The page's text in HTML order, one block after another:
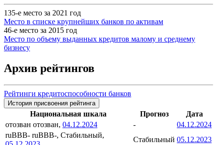
135-е место за 2021 год
Место в списке крупнейших банков по активам
46-е место за 2015 год
Место по объему выданных кредитов малому и среднему
бизнесу
Архив рейтингов
Рейтинги кредитоспособности банков
История присвоения рейтинга
Национальная шкала Прогноз
Дата
отозван отозван, 04.12.2024 -
04.12.2024
ruBBB- ruBBB-, Стабильный,
Стабильный 05.12.2023